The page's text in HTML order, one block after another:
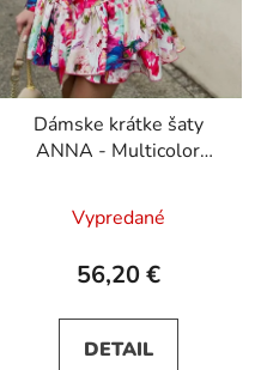
Dámske krátke šaty
ANNA - Multicolor
Vypredané
56,20 €
DETAIL